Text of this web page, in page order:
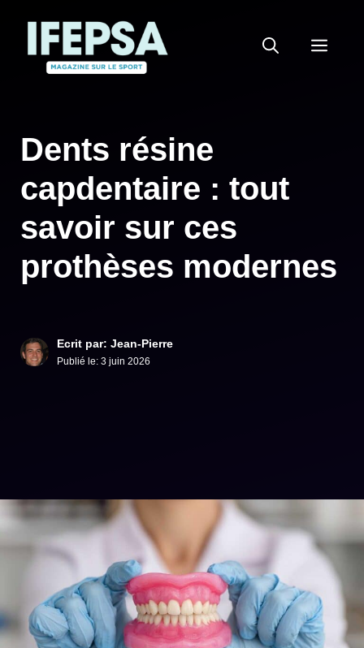
contenu
Dents résine
capdentaire : tout
savoir sur ces
prothèses modernes
Ecrit par: Jean-Pierre
Publié le: 3 juin 2026